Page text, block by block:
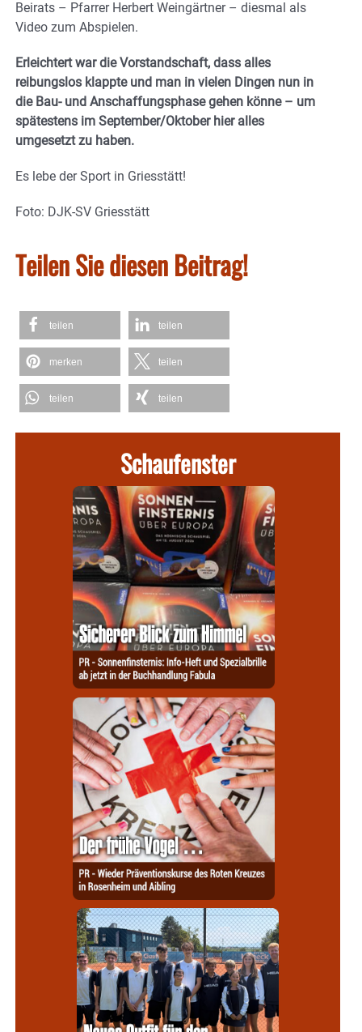
Beirats – Pfarrer Herbert Weingärtner – diesmal als
Video zum Abspielen.
Erleichtert war die Vorstandschaft, dass alles
reibungslos klappte und man in vielen Dingen nun in
die Bau- und Anschaffungsphase gehen könne – um
spätestens im September/Oktober hier alles
umgesetzt zu haben.
Es lebe der Sport in Griesstätt!
Foto: DJK-SV Griesstätt
Teilen Sie diesen Beitrag!
teilen teilen
merken teilen
teilen teilen
Schaufenster